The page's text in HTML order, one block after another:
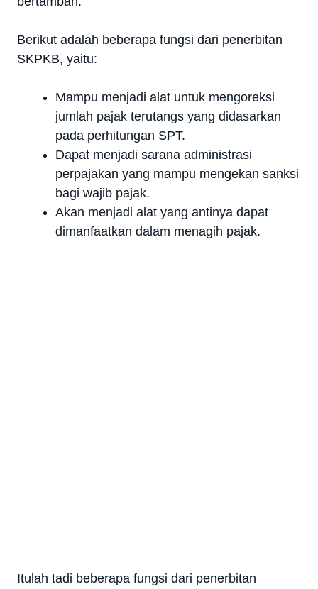
Berikut adalah beberapa fungsi dari penerbitan
SKPKB, yaitu:
Mampu menjadi alat untuk mengoreksi
jumlah pajak terutangs yang didasarkan
pada perhitungan SPT.
Dapat menjadi sarana administrasi
perpajakan yang mampu mengekan sanksi
bagi wajib pajak.
Akan menjadi alat yang antinya dapat
dimanfaatkan dalam menagih pajak.
Itulah tadi beberapa fungsi dari penerbitan